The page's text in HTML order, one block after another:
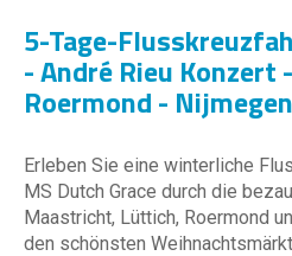
5-Tage-
- André Rieu Konzert
Roermond - Nijmegen
Erleben Sie eine winterliche
MS Dutch Grace durch die
Maastricht, Lüttich, Roermond
den schönsten